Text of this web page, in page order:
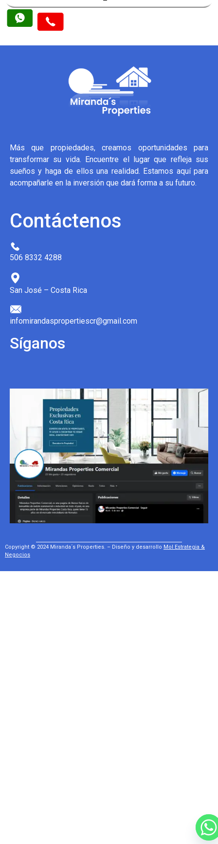
Más que propiedades, creamos oportunidades para
transformar su vida. Encuentre el lugar que refleja sus
sueños y haga de ellos una realidad. Estamos aquí para
acompañarle en la inversión que dará forma a su futuro.
Contáctenos
506 8332 4288
San José – Costa Rica
infomirandaspropertiescr@gmail.com
Síganos
Copyright © 2024 Miranda´s Properties. – Diseño y desarrollo Mol Estrategia &
Negocios